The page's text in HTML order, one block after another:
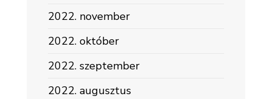
2022. november
2022. október
2022. szeptember
2022. augusztus